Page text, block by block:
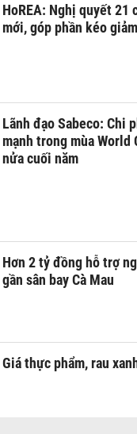
HoREA: Nghị quyết 21
mới, góp phần kéo
Lãnh đạo Sabeco: Chi
mạnh trong mùa World
nửa cuối năm
Hơn 2 tỷ đồng hỗ trợ
gần sân bay Cà Mau
Giá thực phẩm, rau